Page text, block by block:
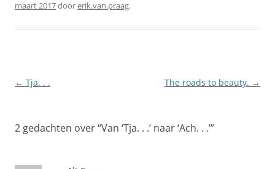
maart 2017doorerik.van.praag.
Berichtnavigatie
← Tja. . . The roads to beauty. →
2 gedachten over “Van ‘Tja. . .’ naar ‘Ach. . .’”